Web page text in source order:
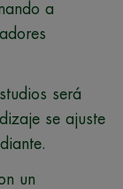
a
será
se ajuste
un